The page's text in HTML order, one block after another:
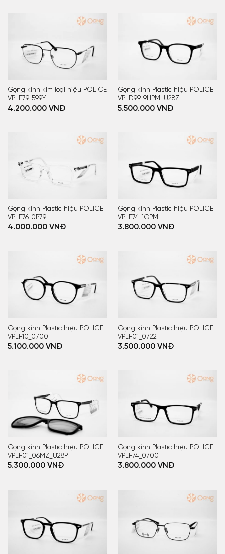
Gọng kính kim loại hiệu POLICE
VPLF79_599Y
4.200.000VNĐ
Gọng kính Plastic hiệu POLICE
VPLD99_9HPM_U28Z
5.500.000VNĐ
Gọng kính Plastic hiệu POLICE
VPLF76_0P79
4.000.000VNĐ
Gọng kính Plastic hiệu POLICE
VPLF74_1GPM
3.800.000VNĐ
Gọng kính Plastic hiệu POLICE
VPLF10_0700
5.100.000VNĐ
Gọng kính Plastic hiệu POLICE
VPLF01_0722
3.500.000VNĐ
Gọng kính Plastic hiệu POLICE
VPLF01_06MZ_U28P
5.300.000VNĐ
Gọng kính Plastic hiệu POLICE
VPLF74_0700
3.800.000VNĐ